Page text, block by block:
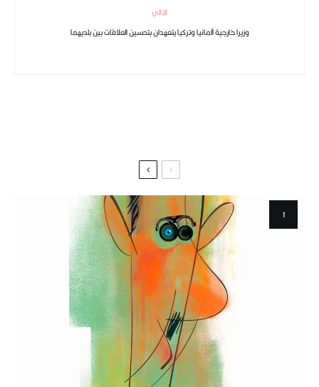
التالي
وزيرا خارجية ألمانيا وتركيا يتعهدان بتحسين العلاقات بين بلديهما